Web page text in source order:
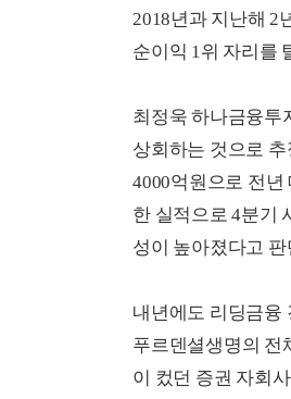
2018년과 지난해 2
순이익 1위 자리를
최정욱 하나금융투
상회하는 것으로
4000억원으로 전년
한 실적으로 4분기
성이 높아졌다고
내년에도 리딩금융
푸르덴셜생명의 전
이 컸던 증권 자회